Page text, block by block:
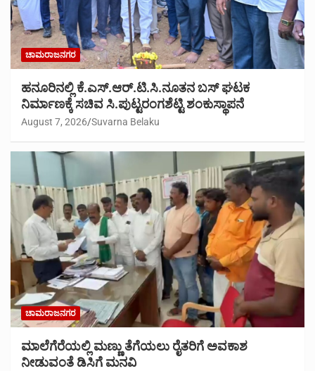
ಚಾಮರಾಜನಗರ
ಹನೂರಿನಲ್ಲಿ ಕೆ.ಎಸ್.ಆರ್.ಟಿ.ಸಿ.ನೂತನ ಬಸ್ ಘಟಕ
ನಿರ್ಮಾಣಕ್ಕೆ ಸಚಿವ ಸಿ.ಪುಟ್ಟರಂಗಶೆಟ್ಟಿ ಶಂಕುಸ್ಥಾಪನೆ
August 7, 2026 Suvarna Belaku
ಚಾಮರಾಜನಗರ
ಮಾಲೆಗೆರೆಯಲ್ಲಿ ಮಣ್ಣು ತೆಗೆಯಲು ರೈತರಿಗೆ ಅವಕಾಶ
ನೀಡುವಂತೆ ಡಿಸಿಗೆ ಮನವಿ